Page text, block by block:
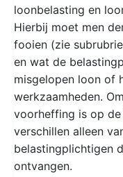
loonbelasting en
Hierbij moet men
fooien (zie
en wat de
misgelopen loon of
werkzaamheden.
voorheffing is op
verschillen alleen
belastingplichtigen
ontvangen.